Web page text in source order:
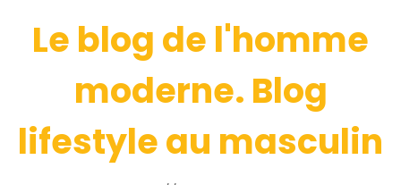
Le blog de l'homme
moderne. Blog
lifestyle au masculin